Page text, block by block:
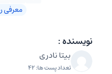
معرفی
نویسنده :
بیتا نادری
تعداد پست ها: 42